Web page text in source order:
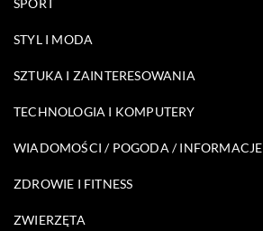
SPORT
STYL I MODA
SZTUKA I ZAINTERESOWANIA
TECHNOLOGIA I KOMPUTERY
WIADOMOŚCI / POGODA / INFORMACJE
ZDROWIE I FITNESS
ZWIERZĘTA